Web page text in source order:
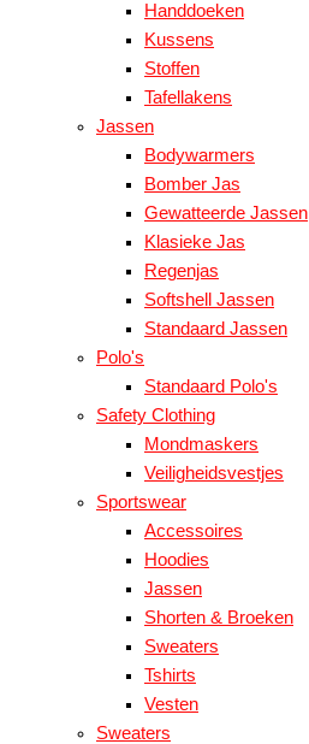
Handdoeken
Kussens
Stoffen
Tafellakens
Jassen
Bodywarmers
Bomber Jas
Gewatteerde Jassen
Klasieke Jas
Regenjas
Softshell Jassen
Standaard Jassen
Polo's
Standaard Polo's
Safety Clothing
Mondmaskers
Veiligheidsvestjes
Sportswear
Accessoires
Hoodies
Jassen
Shorten & Broeken
Sweaters
Tshirts
Vesten
Sweaters